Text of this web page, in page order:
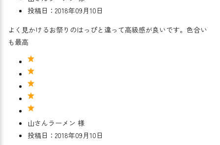
投稿日：2018年09月10日
よく見かけるお祭りのはっぴと違って高級感が良いです。色合い
も最高
山さんラーメン 様
投稿日：2018年09月10日